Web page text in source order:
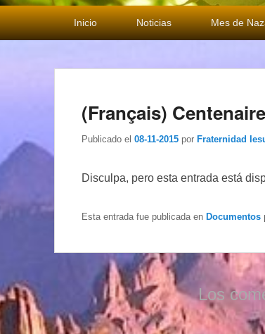
Menú
principal
Inicio Noticias Mes de
(Français)
Publicado el 08-11-2015 por Fraternidad
Disculpa, pero esta entrada está
Esta entrada fue publicada en Documentos
Los